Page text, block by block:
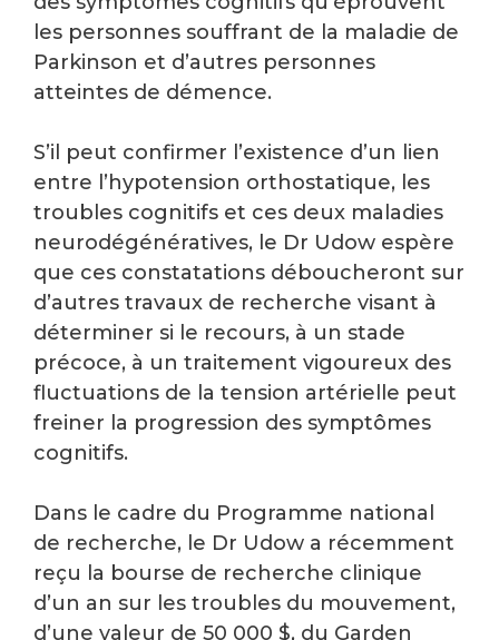
les personnes souffrant de la maladie de
Parkinson et d’autres personnes
atteintes de démence.
S’il peut confirmer l’existence d’un lien
entre l’hypotension orthostatique, les
troubles cognitifs et ces deux maladies
neurodégénératives, le Dr Udow espère
que ces constatations déboucheront sur
d’autres travaux de recherche visant à
déterminer si le recours, à un stade
précoce, à un traitement vigoureux des
fluctuations de la tension artérielle peut
freiner la progression des symptômes
cognitifs.
Dans le cadre du Programme national
de recherche, le Dr Udow a récemment
reçu la bourse de recherche clinique
d’un an sur les troubles du mouvement,
d’une valeur de 50 000 $, du Garden